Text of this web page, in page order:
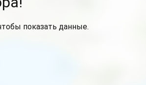
показать данные.